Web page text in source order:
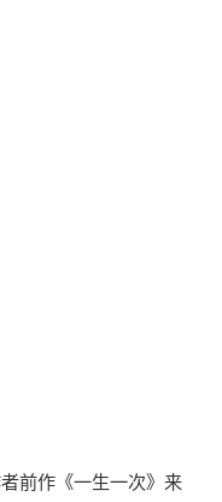
前作《一生一次》来